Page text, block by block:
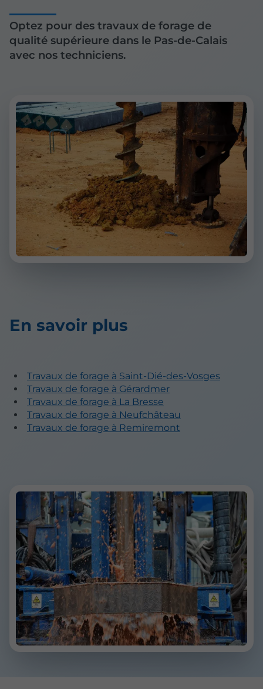
Optez pour des travaux de forage de
qualité supérieure dans le Pas-de-Calais
avec nos techniciens.
En savoir plus
Travaux de forage à Saint-Dié-des-Vosges
Travaux de forage à Gérardmer
Travaux de forage à La Bresse
Travaux de forage à Neufchâteau
Travaux de forage à Remiremont